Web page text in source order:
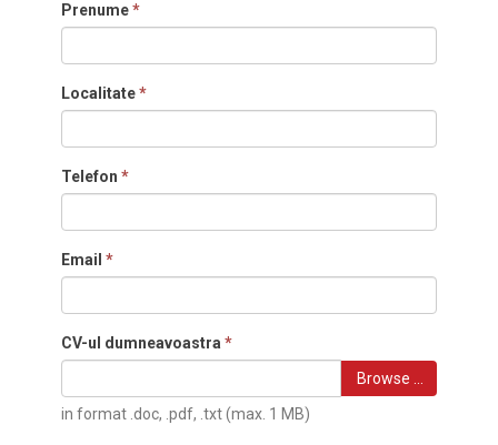
Prenume*
Localitate*
Telefon *
Email *
CV-ul dumneavoastra *
Browse …
in format .doc, .pdf, .txt (max. 1 MB)